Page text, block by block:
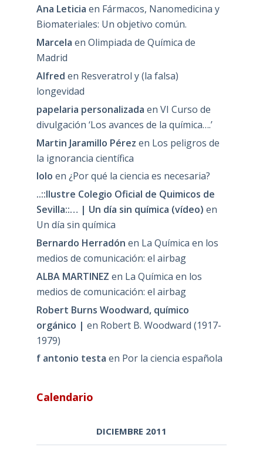
Ana Leticia en Fármacos, Nanomedicina y
Biomateriales: Un objetivo común.
Marcela en Olimpiada de Química de
Madrid
Alfred en Resveratrol y (la falsa)
longevidad
papelaria personalizada en VI Curso de
divulgación ‘Los avances de la química….’
Martin Jaramillo Pérez en Los peligros de
la ignorancia científica
lolo en ¿Por qué la ciencia es necesaria?
..::Ilustre Colegio Oficial de Quimicos de
Sevilla::… | Un día sin química (vídeo) en
Un día sin química
Bernardo Herradón en La Química en los
medios de comunicación: el airbag
ALBA MARTINEZ en La Química en los
medios de comunicación: el airbag
Robert Burns Woodward, químico
orgánico | en Robert B. Woodward (1917-
1979)
f antonio testa en Por la ciencia española
Calendario
DICIEMBRE 2011